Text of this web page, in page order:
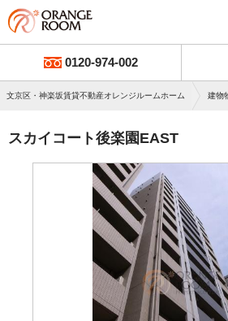
0120-974-002
文京区・神楽坂賃貸不動産オレンジルームホーム 建物
スカイコート後楽園EAST